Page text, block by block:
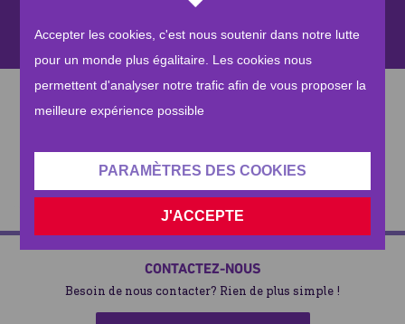
Accepter les cookies, c'est nous soutenir dans notre lutte
pour un monde plus égalitaire. Les cookies nous
permettent d'analyser notre trafic afin de vous proposer la
meilleure expérience possible
PARAMÈTRES DES COOKIES
J'ACCEPTE
personnes.
6 576 000 litres d'eau potable distribués.
Des kits d'hygiène ont été offerts à 96 070 personnes.
Des fournitures médicales ont été utiles à 65 000
patients.
Des kits d'hygiène pour femmes à 1 734 femmes.
Du carburant, 4 000 L exactement, ont été apportés aux
D'autres moyens de faire un don
Virement bancaire
IBAN : BE66 9771 0416 7943 BIC : PAYVBEB2XXX
CONTACTEZ-NOUS
Besoin de nous contacter? Rien de plus simple !